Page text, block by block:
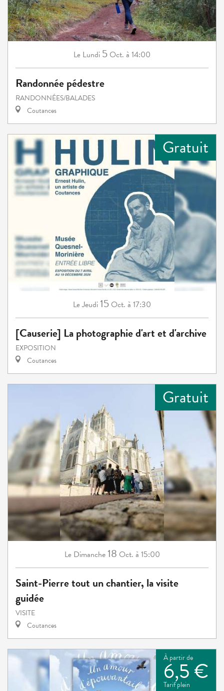
Le Lundi 5 Oct. à 14:00
Randonnée pédestre
RANDONNÉES/BALADES
Coutances
Gratuit
LeJeudi 15 Oct. à 17:30
[Causerie] La photographie d'art et d'archive
EXPOSITION
Coutances
Gratuit
Le Dimanche 18 Oct. à 15:00
Saint-Pierre tout un chantier, la visite
guidée
VISITE
Coutances
À partir de
6,5 €
Tarif plein